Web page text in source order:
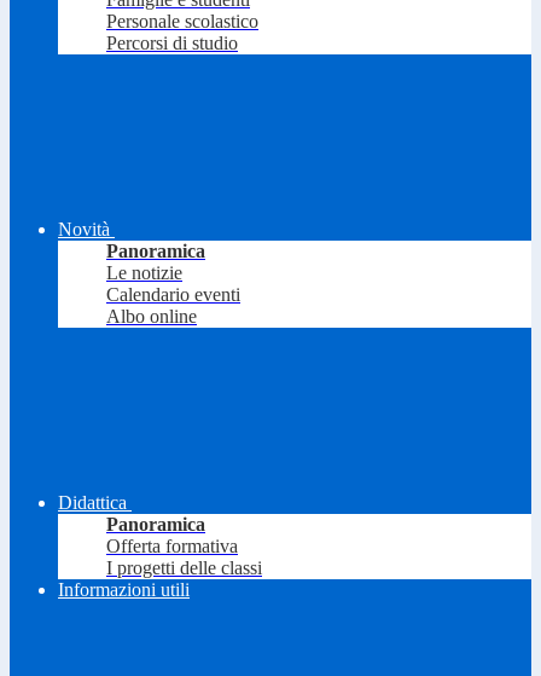
Personale scolastico
Percorsi di studio
Novità
Panoramica
Le notizie
Calendario eventi
Albo online
Didattica
Panoramica
Offerta formativa
I progetti delle classi
Informazioni utili